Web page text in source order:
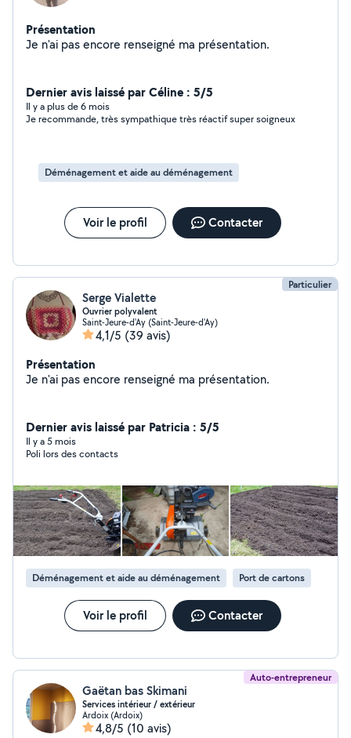
Présentation
Je n'ai pas encore renseigné ma présentation.
Dernier avis laissé par Céline : 5/5
Il y a plus de 6 mois
Je recommande, très sympathique très réactif super soigneux
Déménagement et aide au déménagement
Voir le profil Contacter
Particulier
Serge Vialette
Ouvrier polyvalent
Saint-Jeure-d'Ay (Saint-Jeure-d'Ay)
4,1/5 (39 avis)
Présentation
Je n'ai pas encore renseigné ma présentation.
Dernier avis laissé par Patricia : 5/5
Il y a 5 mois
Poli lors des contacts
Déménagement et aide au déménagement Port de cartons
Voir le profil Contacter
Auto-entrepreneur
Gaëtan bas Skimani
Services intérieur / extérieur
Ardoix (Ardoix)
4,8/5 (10 avis)